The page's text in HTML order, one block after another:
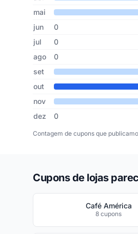
mai
jun
0
jul
0
ago
0
set
out
nov
dez
0
Contagem de cupons que
Cupons de lojas
Café América
8 cupons